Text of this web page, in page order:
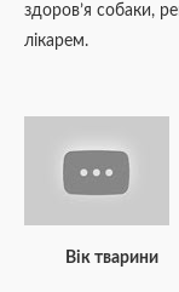
здоров’я собаки,
лікарем.
Вік тварини